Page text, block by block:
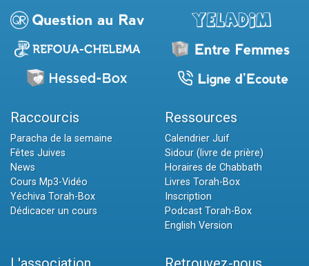
Raccourcis
Paracha de la semaine
Fêtes Juives
News
Cours Mp3-Vidéo
Yéchiva Torah-Box
Dédicacer un cours
Ressources
Calendrier Juif
Sidour (livre de prière)
Horaires de Chabbath
Livres Torah-Box
Inscription
Podcast Torah-Box
English Version